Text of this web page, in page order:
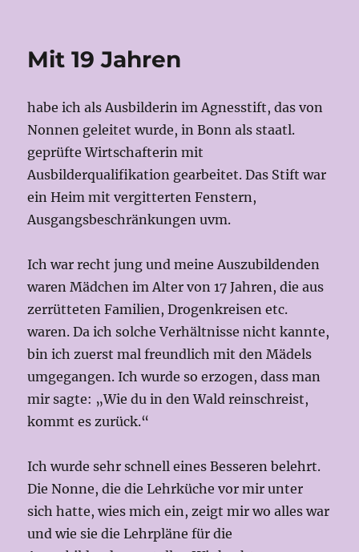
Mit 19 Jahren
habe ich als Ausbilderin im Agnesstift, das von
Nonnen geleitet wurde, in Bonn als staatl.
geprüfte Wirtschafterin mit
Ausbilderqualifikation gearbeitet. Das Stift war
ein Heim mit vergitterten Fenstern,
Ausgangsbeschränkungen uvm.
Ich war recht jung und meine Auszubildenden
waren Mädchen im Alter von 17 Jahren, die aus
zerrütteten Familien, Drogenkreisen etc.
waren. Da ich solche Verhältnisse nicht kannte,
bin ich zuerst mal freundlich mit den Mädels
umgegangen. Ich wurde so erzogen, dass man
mir sagte: „Wie du in den Wald reinschreist,
kommt es zurück.“
Ich wurde sehr schnell eines Besseren belehrt.
Die Nonne, die die Lehrküche vor mir unter
sich hatte, wies mich ein, zeigt mir wo alles war
und wie sie die Lehrpläne für die